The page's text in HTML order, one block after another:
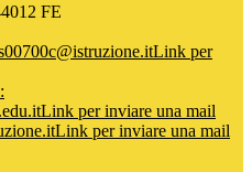
FE
Link per
Link per inviare una mail
Link per inviare una mail